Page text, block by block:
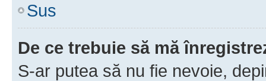
Sus
De ce trebuie să mă
S-ar putea să nu fie nevoie,